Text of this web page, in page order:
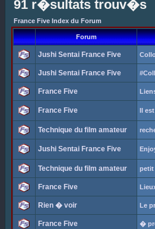
91 r�sultats trouv�s
France Five Index du Forum
Forum
Jushi Sentai France Five
Jushi Sentai France Five
France Five
France Five Il
Technique du film amateur
Jushi Sentai France Five
Technique du film amateur petit
France Five
Rien � voir Le
France Five �